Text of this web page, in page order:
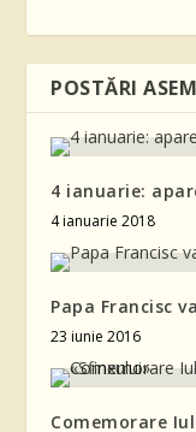
POSTĂRI
4 ianuarie:
4 ianuarie 2018
Papa Francisc
23 iunie 2016
Comemorare